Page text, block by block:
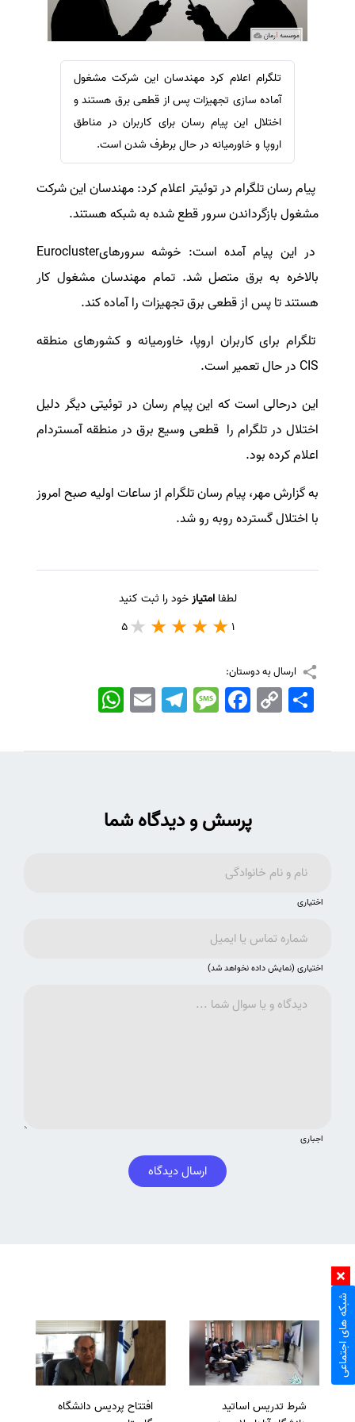
ترجمه عربی به فارسی
مشاهده همه زبان ها
سفارش ویرایش
سفارش پارافریز
سفارش فرمت‌بندی
سفارش کاهش کمیت
سفارش معرفی مجله
سفارش معرفی مقاله
سفارش چکیده مبسوط
سفارش ترجمه مولتی‌مدیا
سفارش گویندگی
سفارش تولید محتوا
سفارش ترجمه همزمان
سفارش تهیه کاورلتر
تلگرام اعلام کرد مهندسان این شرکت مشغول
آماده سازی تجهیزات پس از قطعی برق هستند و
اختلال این پیام رسان برای کاربران در مناطق
اروپا و خاورمیانه در حال برطرف شدن است.
پیام رسان تلگرام در توئیتر اعلام کرد: مهندسان این شرکت
مشغول بازگرداندن سرور قطع شده به شبکه هستند.
در این پیام آمده است: خوشه سرورهایEurocluster
بالاخره به برق متصل شد. تمام مهندسان مشغول کار
هستند تا پس از قطعی برق تجهیزات را آماده کند.
تلگرام برای کاربران اروپا، خاورمیانه و کشورهای منطقه
CIS در حال تعمیر است.
این درحالی است که این پیام رسان در توئیتی دیگر دلیل
اختلال در تلگرام را قطعی وسیع برق در منطقه آمستردام
اعلام کرده بود.
به گزارش مهر، پیام رسان تلگرام از ساعات اولیه صبح امروز
با اختلال گسترده روبه رو شد.
لطفاامتیازخود را ثبت کنید
1
5
ارسال به دوستان:
WhatsApp EmailTelegramMessageFacebook Copy
Link
اشتراک
پرسش و دیدگاه شما
اختیاری
اختیاری (نمایش داده نخواهد شد)
اجباری
ارسال دیدگاه
شرط تدریس اساتید
افتتاح پردیس دانشگاه
شبکه های اجتماعی